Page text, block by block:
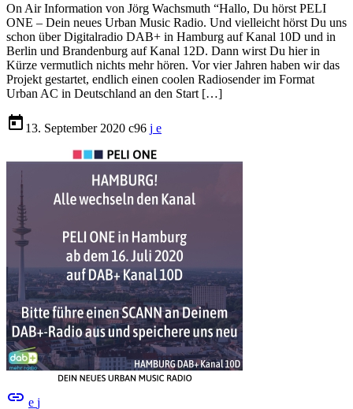
On Air Information von Jörg Wachsmuth “Hallo, Du hörst PELI
ONE – Dein neues Urban Music Radio. Und vielleicht hörst Du uns
schon über Digitalradio DAB+ in Hamburg auf Kanal 10D und in
Berlin und Brandenburg auf Kanal 12D. Dann wirst Du hier in
Kürze vermutlich nichts mehr hören. Vor vier Jahren haben wir das
Projekt gestartet, endlich einen coolen Radiosender im Format
Urban AC in Deutschland an den Start […]
today 13. September 2020 96
insert_link